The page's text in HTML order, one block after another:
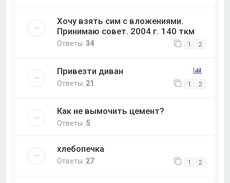
Хочу взять сим с вложениями.
Принимаю совет. 2004 г. 140 ткм
Ответы:34 1 2
Привезти диван
Ответы: 21 1 2
Как не вымочить цемент?
Ответы: 5
хлебопечка
Ответы: 27 1 2